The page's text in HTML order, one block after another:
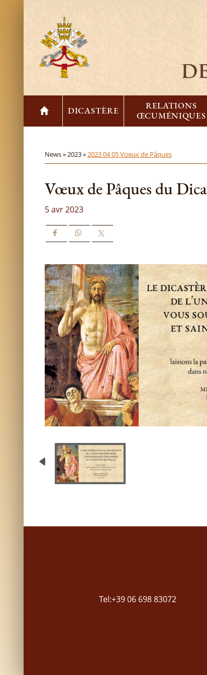
DICASTÈRE
RELATIONS
ŒCUMÉNIQUES
News »2023 »2023 04 05 Voeux de Pâques
Vœux de Pâques du
5 avr 2023
Tel:+39 06 698 83072